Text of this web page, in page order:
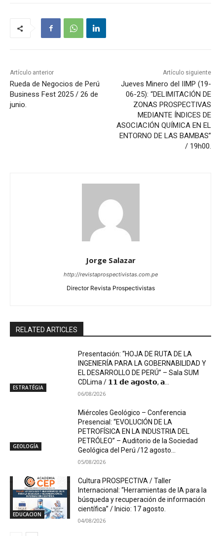
Artículo anterior
Rueda de Negocios de Perú
Business Fest 2025 / 26 de
junio.
Artículo siguiente
Jueves Minero del IIMP (19-
06-25): “DELIMITACIÓN DE
ZONAS PROSPECTIVAS
MEDIANTE ÍNDICES DE
ASOCIACIÓN QUÍMICA EN EL
ENTORNO DE LAS BAMBAS”
/ 19h00.
Jorge Salazar
http://revistaprospectivistas.com.pe
Director Revista Prospectivistas
RELATED ARTICLES
ESTRATÉGIA
Presentación: “HOJA DE RUTA DE LA
INGENIERÍA PARA LA GOBERNABILIDAD Y
EL DESARROLLO DE PERÚ” – Sala SUM
CDLima / 𝟭𝟭 𝗱𝗲 𝗮𝗴𝗼𝘀𝘁𝗼, 𝗮...
06/08/2026
GEOLOGÍA
Miércoles Geológico – Conferencia
Presencial: “EVOLUCIÓN DE LA
PETROFÍSICA EN LA INDUSTRIA DEL
PETRÓLEO” – Auditorio de la Sociedad
Geológica del Perú /12 agosto...
05/08/2026
EDUCACION
Cultura PROSPECTIVA / Taller
Internacional: “Herramientas de IA para la
búsqueda y recuperación de información
científica” / Inicio: 17 agosto.
04/08/2026